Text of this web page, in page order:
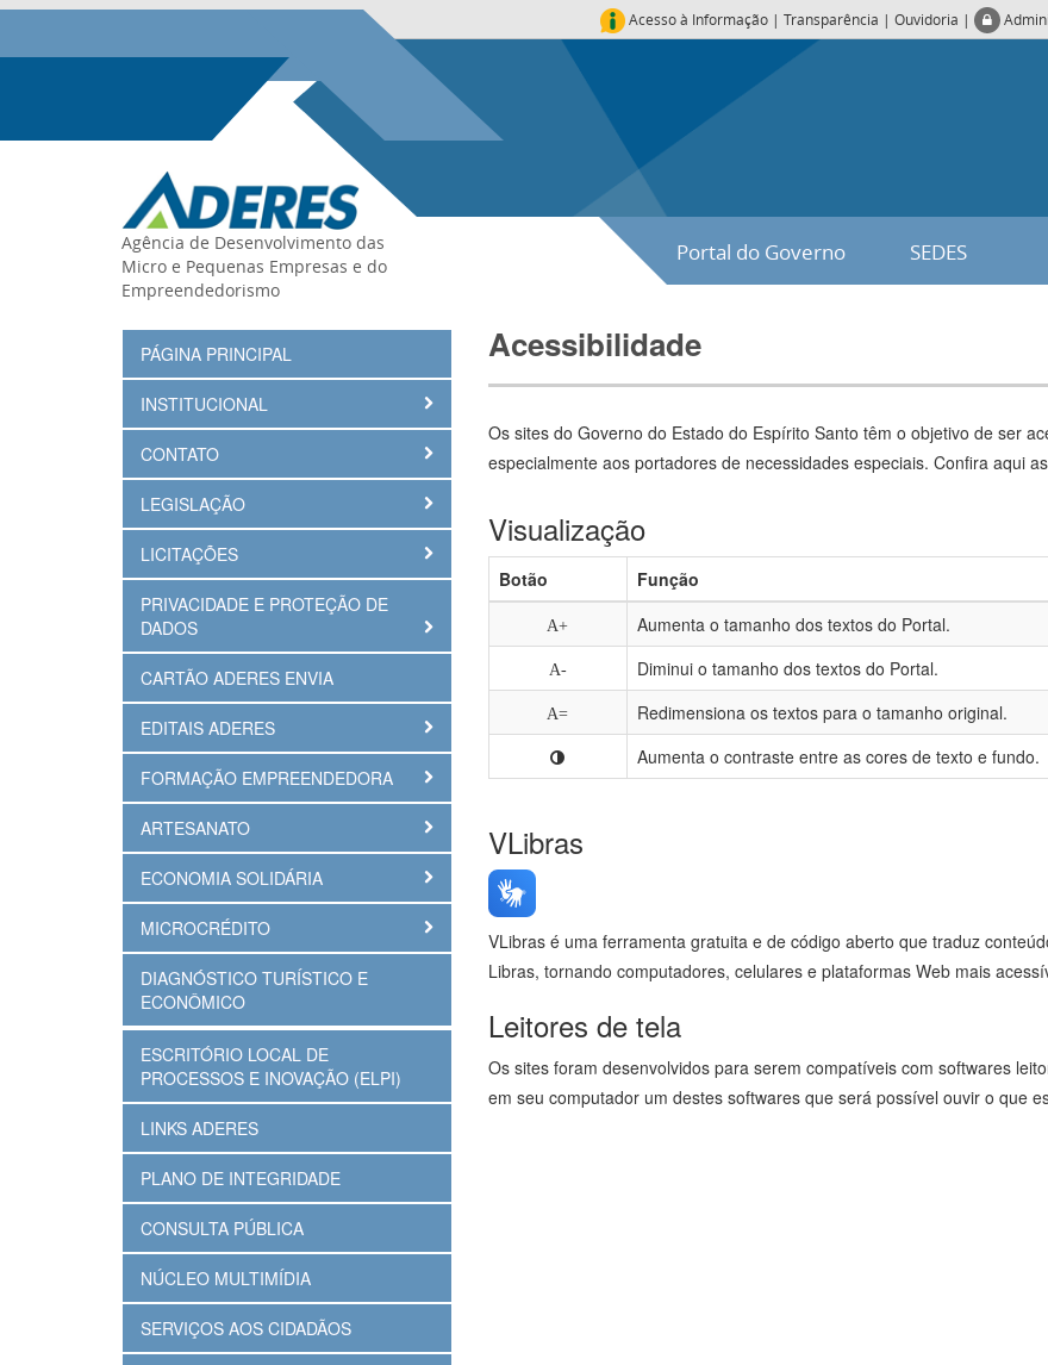
Acesso à Informação | Transparência | Ouvidoria |
Portal do Governo SEDES
Agência de Desenvolvimento das
Micro e Pequenas Empresas e do
Empreendedorismo
PÁGINA PRINCIPAL
INSTITUCIONAL
CONTATO
LEGISLAÇÃO
LICITAÇÕES
PRIVACIDADE E PROTEÇÃO DE
DADOS
CARTÃO ADERES ENVIA
EDITAIS ADERES
FORMAÇÃO EMPREENDEDORA
ARTESANATO
ECONOMIA SOLIDÁRIA
MICROCRÉDITO
DIAGNÓSTICO TURÍSTICO E
ECONÔMICO
ESCRITÓRIO LOCAL DE
PROCESSOS E INOVAÇÃO (ELPI)
LINKS ADERES
PLANO DE INTEGRIDADE
CONSULTA PÚBLICA
NÚCLEO MULTIMÍDIA
SERVIÇOS AOS CIDADÃOS
Acessibilidade
Os sites do Governo do Estado do Espírito Santo têm o objetivo de ser
especialmente aos portadores de necessidades especiais. Confira aqui
Visualização
Botão Função
A+ Aumenta o tamanho dos textos do Portal.
A- Diminui o tamanho dos textos do Portal.
A=
Redimensiona os textos para o tamanho original.
Aumenta o contraste entre as cores de texto e fundo.
VLibras
VLibras é uma ferramenta gratuita e de código aberto que traduz
Libras, tornando computadores, celulares e plataformas Web mais
Leitores de tela
Os sites foram desenvolvidos para serem compatíveis com softwares
em seu computador um destes softwares que será possível ouvir o que